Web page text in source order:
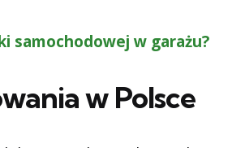
samochodowej w garażu?
w Polsce